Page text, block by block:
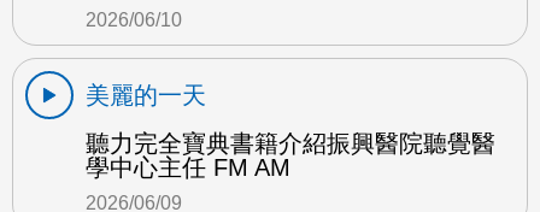
2026/06/10
美麗的一天
聽力完全寶典書籍介紹振興醫院聽覺醫
學中心主任 FM AM
2026/06/09